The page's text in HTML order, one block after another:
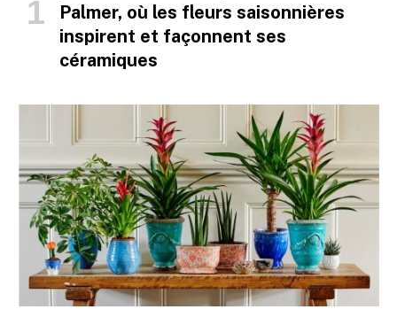
Palmer, où les fleurs saisonnières
inspirent et façonnent ses
céramiques